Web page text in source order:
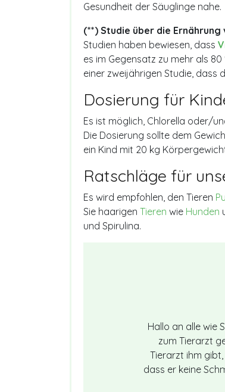
Gesundheit der Säuglinge nahe.
(**) Studie über die
Studien haben bewiesen, dass
es im Gegensatz zu mehr als
einer zweijährigen Studie,
Dosierung für
Es ist möglich, Chlorella oder/
Die Dosierung sollte dem
ein Kind mit 20 kg
Ratschläge für
Es wird empfohlen, den Tieren
Sie haarigen Tieren wie Hunden
und Spirulina.
Hallo an alle wie
zum Tierarzt
Tierarzt ihm
dass er keine